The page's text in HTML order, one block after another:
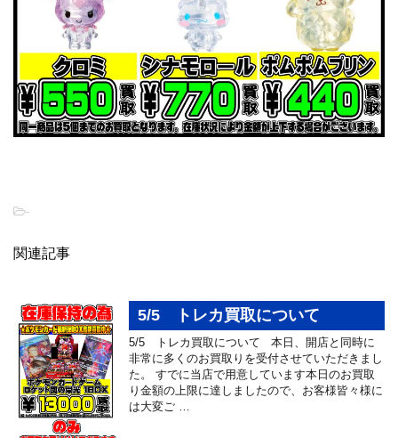
-
関連記事
5/5 トレカ買取について
5/5 トレカ買取について 本日、開店と同時に
非常に多くのお買取りを受付させていただきまし
た。 すでに当店で用意しています本日のお買取
り金額の上限に達しましたので、お客様皆々様に
は大変ご …